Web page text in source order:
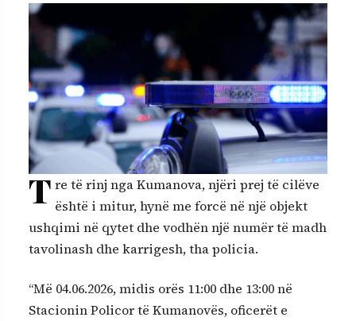
T re të rinj nga Kumanova, njëri prej të cilëve
është i mitur, hynë me forcë në një objekt
ushqimi në qytet dhe vodhën një numër të madh
tavolinash dhe karrigesh, tha policia.
“Më 04.06.2026, midis orës 11:00 dhe 13:00 në
Stacionin Policor të Kumanovës, oficerët e